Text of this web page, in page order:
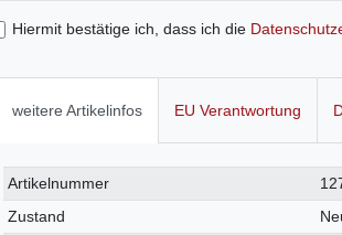
Hiermit bestätige ich, dass ich die
weitere Artikelinfos EU Verantwortung
Technisches
Merkmal
Wert
Artikelnummer
Zustand